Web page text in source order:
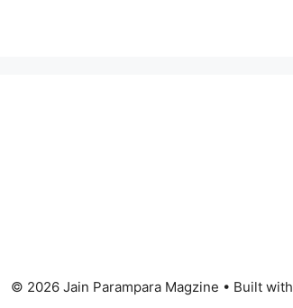
© 2026 Jain Parampara Magzine • Built with